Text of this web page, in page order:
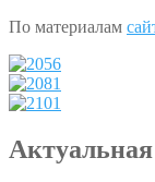
По материалам